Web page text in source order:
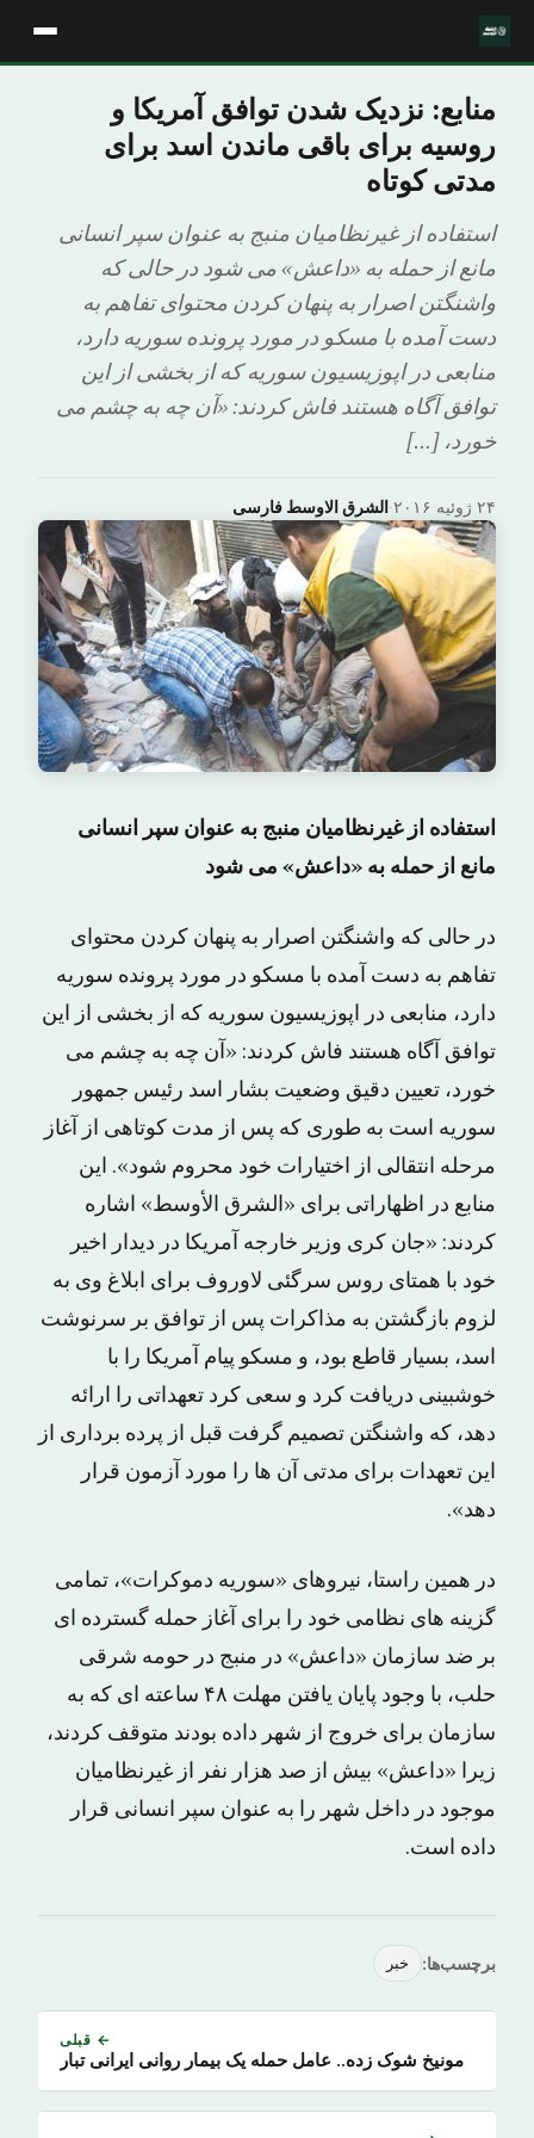
منابع: نزدیک شدن توافق آمریکا و
روسیه برای باقی ماندن اسد برای
مدتی کوتاه
استفاده از غیرنظامیان منبج به عنوان سپر انسانی
مانع از حمله به «داعش» می شود در حالی که
واشنگتن اصرار به پنهان کردن محتوای تفاهم به
دست آمده با مسکو در مورد پرونده سوریه دارد،
منابعی در اپوزیسیون سوریه که از بخشی از این
توافق آگاه هستند فاش کردند: «آن چه به چشم می
خورد، […]
الشرق الاوسط فارسی· ۲۴ ژوئیه ۲۰۱۶
استفاده از غیرنظامیان منبج به عنوان سپر انسانی
مانع از حمله به «داعش» می شود
در حالی که واشنگتن اصرار به پنهان کردن محتوای
تفاهم به دست آمده با مسکو در مورد پرونده سوریه
دارد، منابعی در اپوزیسیون سوریه که از بخشی از این
توافق آگاه هستند فاش کردند: «آن چه به چشم می
خورد، تعیین دقیق وضعیت بشار اسد رئیس جمهور
سوریه است به طوری که پس از مدت کوتاهی از آغاز
مرحله انتقالی از اختیارات خود محروم شود». این
منابع در اظهاراتی برای «الشرق الأوسط» اشاره
کردند: «جان کری وزیر خارجه آمریکا در دیدار اخیر
خود با همتای روس سرگئی لاوروف برای ابلاغ وی به
لزوم بازگشتن به مذاکرات پس از توافق بر سرنوشت
اسد، بسیار قاطع بود، و مسکو پیام آمریکا را با
خوشبینی دریافت کرد و سعی کرد تعهداتی را ارائه
دهد، که واشنگتن تصمیم گرفت قبل از پرده برداری از
این تعهدات برای مدتی آن ها را مورد آزمون قرار
دهد».
در همین راستا، نیروهای «سوریه دموکرات»، تمامی
گزینه های نظامی خود را برای آغاز حمله گسترده ای
بر ضد سازمان «داعش» در منبج در حومه شرقی
حلب، با وجود پایان یافتن مهلت ۴۸ ساعته ای که به
سازمان برای خروج از شهر داده بودند متوقف کردند،
زیرا «داعش» بیش از صد هزار نفر از غیرنظامیان
موجود در داخل شهر را به عنوان سپر انسانی قرار
داده است.
برچسب‌ها: خبر
← قبلی
مونیخ شوک زده.. عامل حمله یک بیمار روانی ایرانی تبار